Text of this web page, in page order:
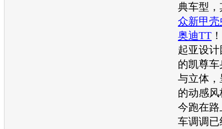
典车型
众新甲壳
奥迪TT
起亚设计
的凯尊车
与立体
的动感
今跑在
车调调